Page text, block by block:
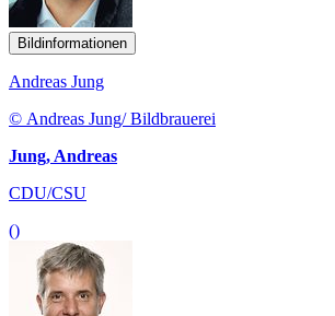
Bildinformationen
Andreas Jung
© Andreas Jung/ Bildbrauerei
Jung, Andreas
CDU/CSU
()